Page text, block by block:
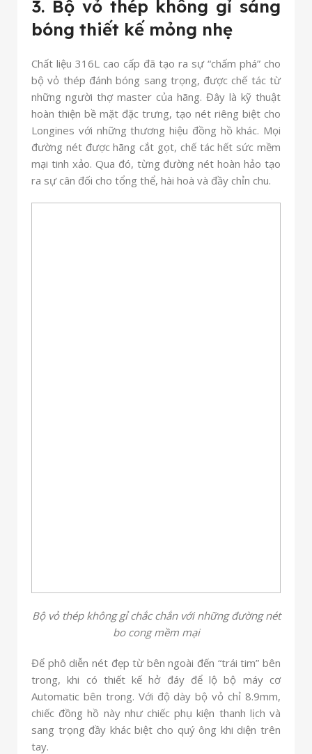
3. Bộ vỏ thép không gỉ sáng
bóng thiết kế mỏng nhẹ
Chất liệu 316L cao cấp đã tạo ra sự “chấm phá” cho
bộ vỏ thép đánh bóng sang trọng, được chế tác từ
những người thợ master của hãng. Đây là kỹ thuật
hoàn thiện bề mặt đặc trưng, tạo nét riêng biệt cho
Longines với những thương hiệu đồng hồ khác. Mọi
đường nét được hãng cắt gọt, chế tác hết sức mềm
mại tinh xảo. Qua đó, từng đường nét hoàn hảo tạo
ra sự cân đối cho tổng thể, hài hoà và đầy chỉn chu.
Bộ vỏ thép không gỉ chắc chắn với những đường nét
bo cong mềm mại
Để phô diễn nét đẹp từ bên ngoài đến “trái tim” bên
trong, khi có thiết kế hở đáy để lộ bộ máy cơ
Automatic bên trong. Với độ dày bộ vỏ chỉ 8.9mm,
chiếc đồng hồ này như chiếc phụ kiện thanh lịch và
sang trọng đầy khác biệt cho quý ông khi diện trên
tay.